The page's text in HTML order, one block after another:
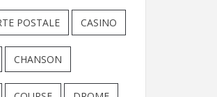
POSTALE CASINO
CHANSON